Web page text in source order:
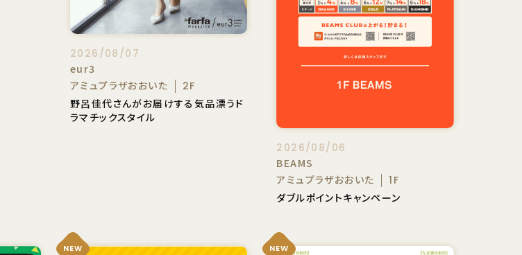
2026/08/07
eur3
アミュプラザおおいた
2F
野呂佳代さんがお届けする気品漂うド
ラマチックスタイル
2026/08/06
BEAMS
アミュプラザおおいた
1F
ダブルポイントキャンペーン
NEW NEW